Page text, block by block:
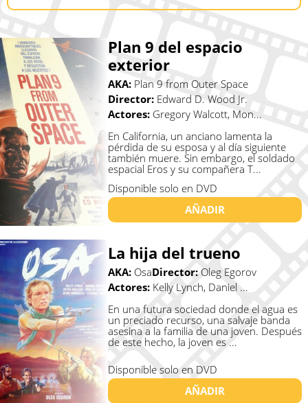
Plan 9 del espacio
exterior
AKA: Plan 9 from Outer Space
Director: Edward D. Wood Jr.
Actores: Gregory Walcott, Mon...
En California, un anciano lamenta la
pérdida de su esposa y al día siguiente
también muere. Sin embargo, el soldado
espacial Eros y su compañera T...
Disponible solo en DVD
AÑADIR
La hija del trueno
AKA: OsaDirector: Oleg Egorov
Actores: Kelly Lynch, Daniel ...
En una futura sociedad donde el agua es
un preciado recurso, una salvaje banda
asesina a la familia de una joven. Después
de este hecho, la joven es ...
Disponible solo en DVD
AÑADIR